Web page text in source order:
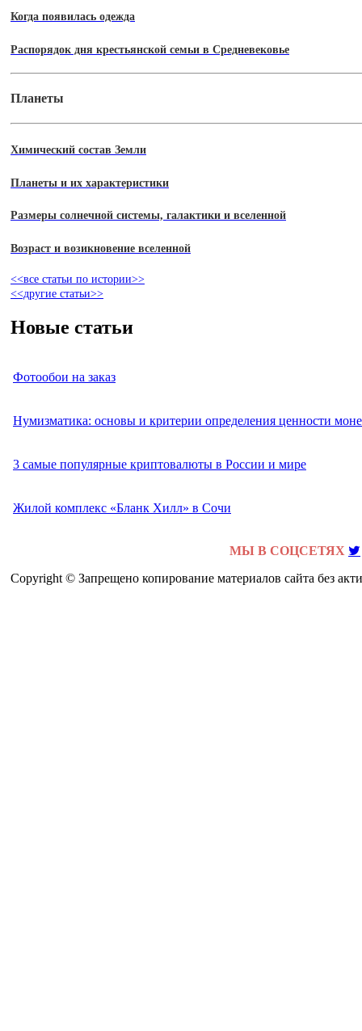
Когда появилась одежда
Распорядок дня крестьянской семьи в Средневековье
Планеты
Химический состав Земли
Планеты и их характеристики
Размеры солнечной системы, галактики и вселенной
Возраст и возикновение вселенной
<<все статьи по истории>>
<<другие статьи>>
Новые статьи
Фотообои на заказ
Нумизматика: основы и критерии определения ценности
3 самые популярные криптовалюты в России и мире
Жилой комплекс «Бланк Хилл» в Сочи
МЫ В СОЦСЕТЯХ
Copyright © Запрещено копирование материалов сайта без